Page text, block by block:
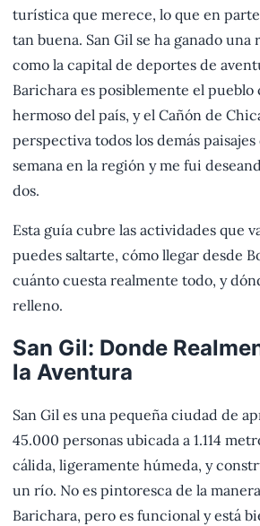
turística que merece, lo que en parte
tan buena. San Gil se ha ganado
como la capital de deportes de
Barichara es posiblemente el pueblo
hermoso del país, y el Cañón de
perspectiva todos los demás paisajes
semana en la región y me fui
dos.
Esta guía cubre las actividades que
puedes saltarte, cómo llegar desde
cuánto cuesta realmente todo, y
relleno.
San Gil: Donde
la Aventura
San Gil es una pequeña ciudad de
45.000 personas ubicada a 1.114
cálida, ligeramente húmeda, y
un río. No es pintoresca de la
Barichara, pero es funcional y está